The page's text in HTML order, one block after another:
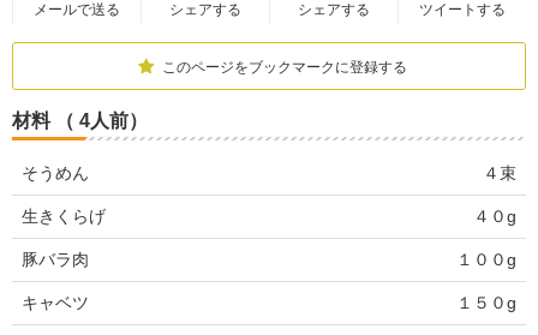
メールで送る シェアする シェアする ツイートする
このページをブックマークに登録する
材料 （ 4人前）
そうめん ４束
生きくらげ ４０g
豚バラ肉 １００g
キャベツ １５０g